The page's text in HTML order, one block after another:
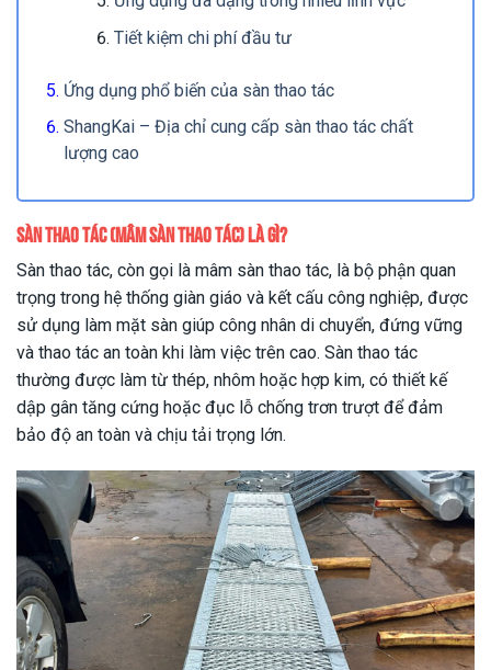
Tiết kiệm chi phí đầu tư
Ứng dụng phổ biến của sàn thao tác
ShangKai – Địa chỉ cung cấp sàn thao tác chất
lượng cao
Sàn thao tác (mâm sàn thao tác) là gì?
Sàn thao tác, còn gọi là mâm sàn thao tác, là bộ phận quan
trọng trong hệ thống giàn giáo và kết cấu công nghiệp, được
sử dụng làm mặt sàn giúp công nhân di chuyển, đứng vững
và thao tác an toàn khi làm việc trên cao. Sàn thao tác
thường được làm từ thép, nhôm hoặc hợp kim, có thiết kế
dập gân tăng cứng hoặc đục lỗ chống trơn trượt để đảm
bảo độ an toàn và chịu tải trọng lớn.